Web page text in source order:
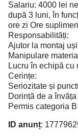
Salariu: 4000 lei
după 3 luni, în
ore zi Ore
Responsabilități:
Ajutor la montaj
Manipulare
Lucru în echipă cu
Cerințe:
Seriozitate și
Dorință de a
Permis categoria
ID anunț: